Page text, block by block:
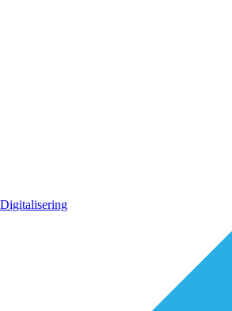
Digitalisering